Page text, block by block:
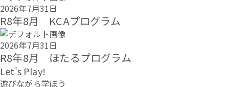
2026年7月31日
R8年8月 KCAプログラム
2026年7月31日
R8年8月 ほたるプログラム
Let's Play!
遊びながら学ぼう